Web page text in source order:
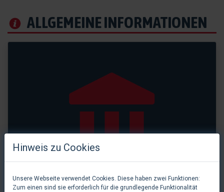
ALLGEMEINE INFORMATIONEN
Hinweis zu Cookies
Unsere Webseite verwendet Cookies. Diese haben zwei Funktionen:
Zum einen sind sie erforderlich für die grundlegende Funktionalität